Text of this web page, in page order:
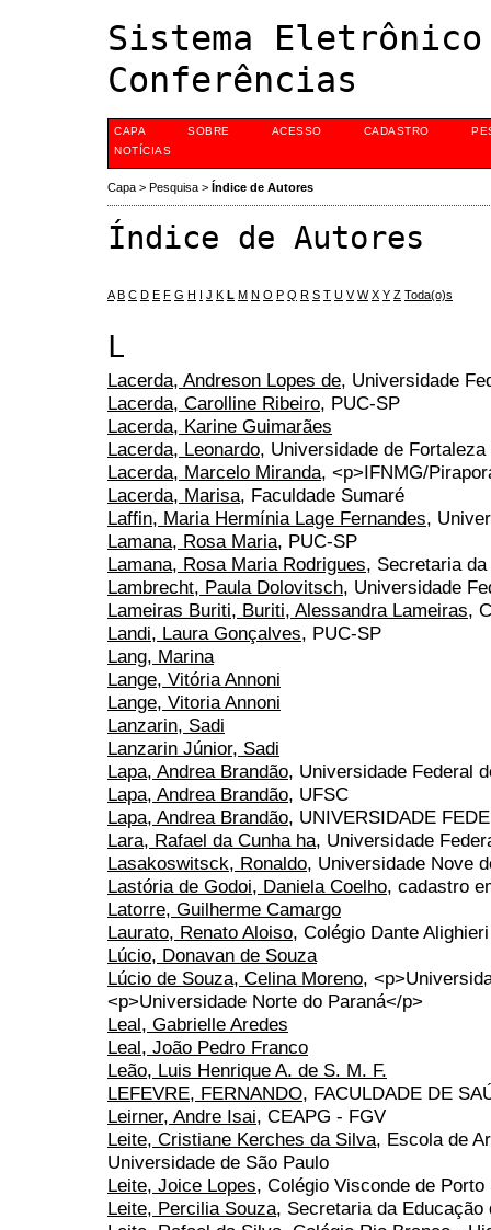
Sistema
Conferências
CAPA SOBRE ACESSO CADASTRO
NOTÍCIAS
Capa > Pesquisa > Índice de Autores
Índice de Autores
A B C D E F G H I J K L M N O P Q R S T U V W X Y Z Toda(o)s
L
Lacerda, Andreson Lopes de, Universidade
Lacerda, Carolline Ribeiro, PUC-SP
Lacerda, Karine Guimarães
Lacerda, Leonardo, Universidade de
Lacerda, Marcelo Miranda, <p>IFNMG/
Lacerda, Marisa, Faculdade Sumaré
Laffin, Maria Hermínia Lage Fernandes,
Lamana, Rosa Maria, PUC-SP
Lamana, Rosa Maria Rodrigues, Secretaria
Lambrecht, Paula Dolovitsch, Universidade
Lameiras Buriti, Buriti, Alessandra Lameiras,
Landi, Laura Gonçalves, PUC-SP
Lang, Marina
Lange, Vitória Annoni
Lange, Vitoria Annoni
Lanzarin, Sadi
Lanzarin Júnior, Sadi
Lapa, Andrea Brandão, Universidade Federal
Lapa, Andrea Brandão, UFSC
Lapa, Andrea Brandão, UNIVERSIDADE
Lara, Rafael da Cunha ha, Universidade
Lasakoswitsck, Ronaldo, Universidade Nove
Lastória de Godoi, Daniela Coelho, cadastro
Latorre, Guilherme Camargo
Laurato, Renato Aloiso, Colégio Dante Alighieri
Lúcio, Donavan de Souza
Lúcio de Souza, Celina Moreno,
<p>Universidade Norte do Paraná</p>
Leal, Gabrielle Aredes
Leal, João Pedro Franco
Leão, Luis Henrique A. de S. M. F.
LEFEVRE, FERNANDO, FACULDADE DE
Leirner, Andre Isai, CEAPG - FGV
Leite, Cristiane Kerches da Silva, Escola de
Universidade de São Paulo
Leite, Joice Lopes, Colégio Visconde de Porto
Leite, Percilia Souza, Secretaria da Educação